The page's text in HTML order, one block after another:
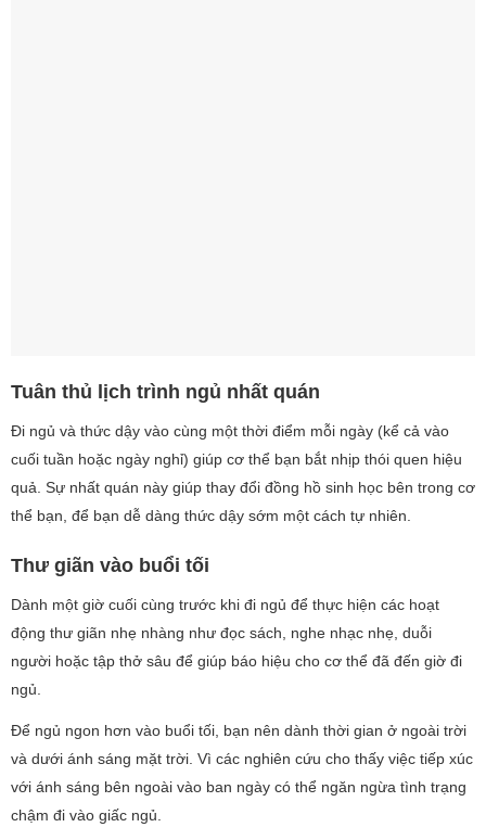
Tuân thủ lịch trình ngủ nhất quán
Đi ngủ và thức dậy vào cùng một thời điểm mỗi ngày (kể cả vào
cuối tuần hoặc ngày nghỉ) giúp cơ thể bạn bắt nhịp thói quen hiệu
quả. Sự nhất quán này giúp thay đổi đồng hồ sinh học bên trong cơ
thể bạn, để bạn dễ dàng thức dậy sớm một cách tự nhiên.
Thư giãn vào buổi tối
Dành một giờ cuối cùng trước khi đi ngủ để thực hiện các hoạt
động thư giãn nhẹ nhàng như đọc sách, nghe nhạc nhẹ, duỗi
người hoặc tập thở sâu để giúp báo hiệu cho cơ thể đã đến giờ đi
ngủ.
Để ngủ ngon hơn vào buổi tối, bạn nên dành thời gian ở ngoài trời
và dưới ánh sáng mặt trời. Vì các nghiên cứu cho thấy việc tiếp xúc
với ánh sáng bên ngoài vào ban ngày có thể ngăn ngừa tình trạng
chậm đi vào giấc ngủ.